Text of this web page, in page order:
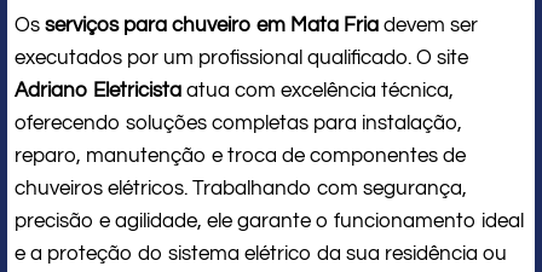
Os serviços para chuveiro em Mata Fria devem ser
executados por um profissional qualificado. O site
Adriano Eletricista atua com excelência técnica,
oferecendo soluções completas para instalação,
reparo, manutenção e troca de componentes de
chuveiros elétricos. Trabalhando com segurança,
precisão e agilidade, ele garante o funcionamento ideal
e a proteção do sistema elétrico da sua residência ou